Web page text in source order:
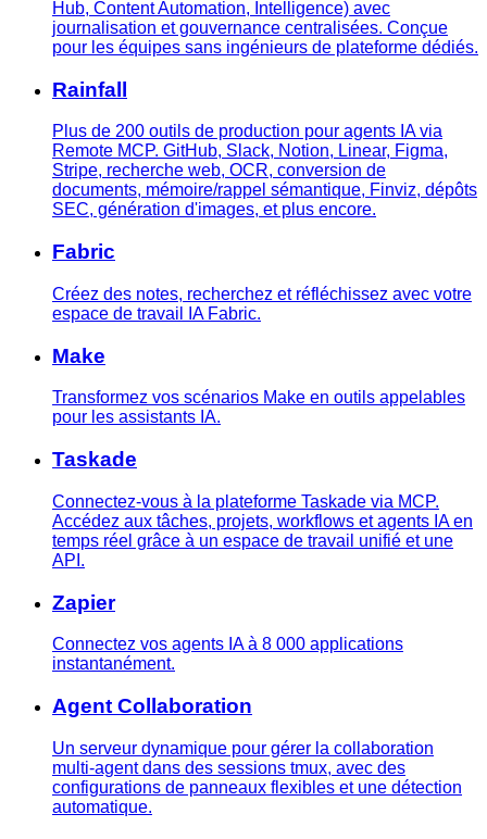
Hub, Content Automation, Intelligence) avec
journalisation et gouvernance centralisées. Conçue
pour les équipes sans ingénieurs de plateforme dédiés.
Rainfall
Plus de 200 outils de production pour agents IA via
Remote MCP. GitHub, Slack, Notion, Linear, Figma,
Stripe, recherche web, OCR, conversion de
documents, mémoire/rappel sémantique, Finviz, dépôts
SEC, génération d'images, et plus encore.
Fabric
Créez des notes, recherchez et réfléchissez avec votre
espace de travail IA Fabric.
Make
Transformez vos scénarios Make en outils appelables
pour les assistants IA.
Taskade
Connectez-vous à la plateforme Taskade via MCP.
Accédez aux tâches, projets, workflows et agents IA en
temps réel grâce à un espace de travail unifié et une
API.
Zapier
Connectez vos agents IA à 8 000 applications
instantanément.
Agent Collaboration
Un serveur dynamique pour gérer la collaboration
multi-agent dans des sessions tmux, avec des
configurations de panneaux flexibles et une détection
automatique.